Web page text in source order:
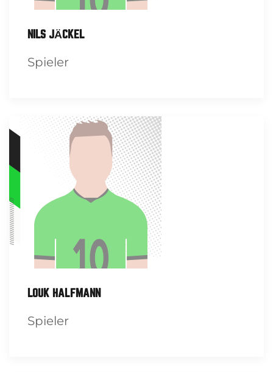
NILS JÄCKEL
Spieler
LOUK HALFMANN
Spieler